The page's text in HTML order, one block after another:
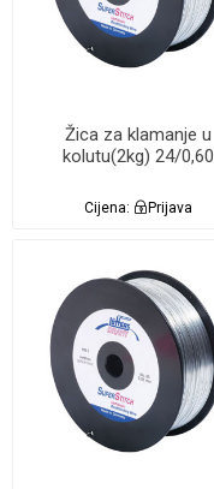
Žica za klamanje u
kolutu(2kg) 24/0,60
Cijena: Prijava